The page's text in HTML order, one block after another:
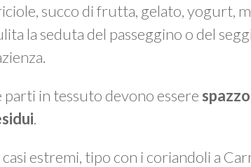
succo di frutta, gelato, yogurt,
la seduta del passeggino o del
parti in tessuto devono essere
.
casi estremi, tipo con i coriandoli a